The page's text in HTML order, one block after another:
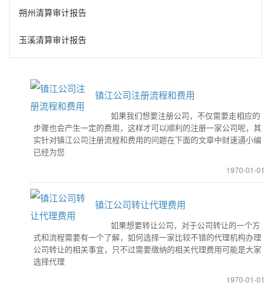
朔州清算审计报告
玉溪清算审计报告
镇江公司注册流程和费用
如果我们想要注册公司，不仅需要走相应的
步骤也会产生一定的费用，这样才可以顺利的注册一家公司呢，其
实针对镇江公司注册流程和费用的问题在下面的文章中财速通小编
已经为您
1970-01-01
镇江公司转让代理费用
如果想要转让公司，对于公司转让的一个方
式和流程需要有一个了解，如何选择一家比较不错的代理机构办理
公司转让的相关事宜，只不过需要缴纳的相关代理费用可能是大家
选择代理
1970-01-01